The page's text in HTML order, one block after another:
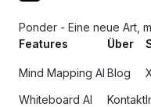
Ponder - Eine neue Art,
Features
Mind Mapping AI
Whiteboard AI
Über
Blog
Kontakt